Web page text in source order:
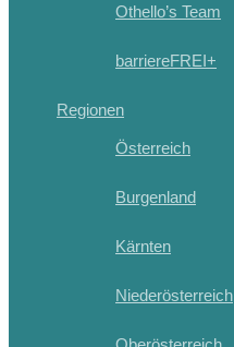
Othello’s Team
barriereFREI+
Regionen
Österreich
Burgenland
Kärnten
Niederösterreich